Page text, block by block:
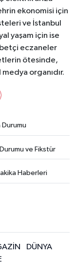
ekonomisi için
ve İstanbul
yaşam için ise
eczaneler
ötesinde,
organıdır.
Durumu
ve Fikstür
Haberleri
DÜNYA